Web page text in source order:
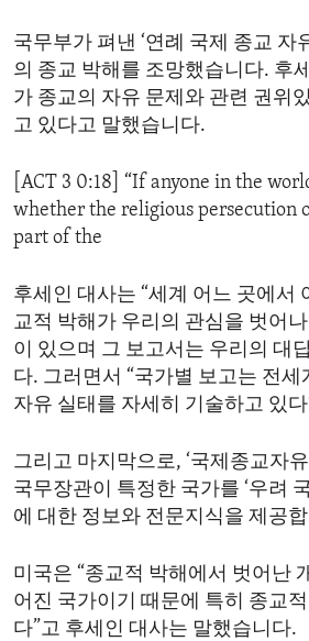
국무부가 펴낸 ‘연례 국제 종교 자
의 종교 박해를 조망했습니다. 후
가 종교의 자유 문제와 관련 권위
고 있다고 말했습니다.
[ACT 3 0:18] “If anyone in the
whether the religious persecution
part of the
후세인 대사는 “세계 어느 곳에서
교적 박해가 우리의 관심을 벗어
이 있으며 그 보고서는 우리의 대
다. 그러면서 “국가별 보고는 전
자유 실태를 자세히 기술하고 있
그리고 마지막으로, ‘국제종교자
국무장관이 특정한 국가를 ‘우려
에 대한 정보와 전문지식을 제공
미국은 “종교적 박해에서 벗어난
어진 국가이기 때문에 특히 종교
다”고 후세인 대사는 말했습니다.